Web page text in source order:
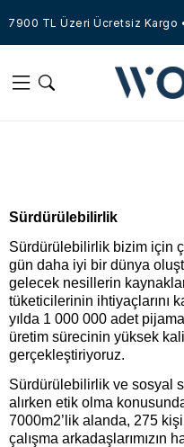
7900 TL Üzeri Ücretsiz Kargo
Sürdürülebilirlik
Sürdürülebilirlik bizim için
gün daha iyi bir dünya
gelecek nesillerin
tüketicilerinin ihtiyaçlarını
yılda 1 000 000 adet
üretim sürecinin yüksek
gerçekleştiriyoruz.
Sürdürülebilirlik ve sosyal
alırken etik olma
7000m2’lik alanda, 275
çalışma arkadaşlarımızın